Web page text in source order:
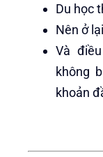
Du học
Nên ở
Và
không
khoản